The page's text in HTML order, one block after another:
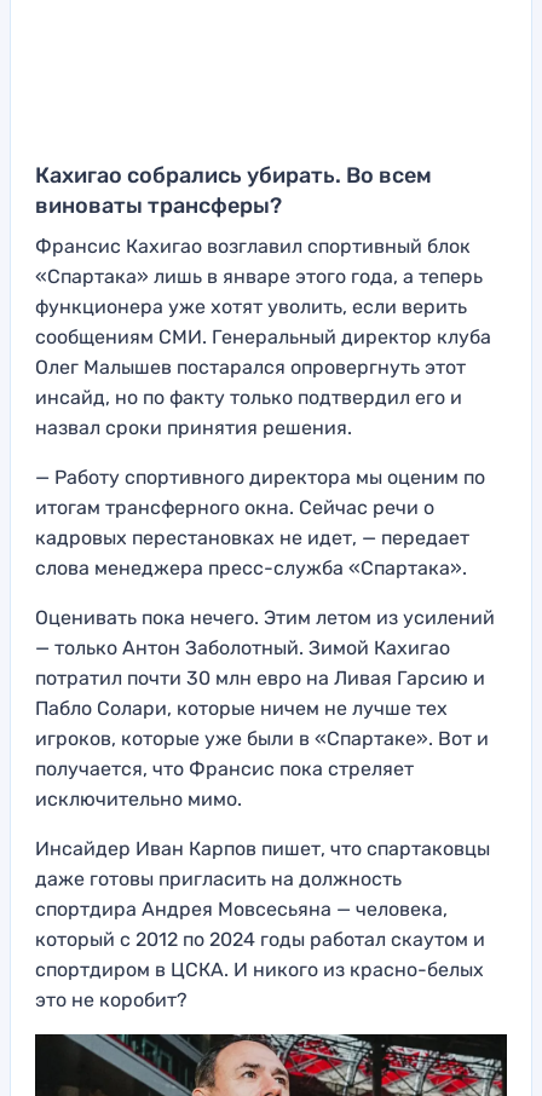
Кахигао собрались убирать. Во всем
виноваты трансферы?
Франсис Кахигао возглавил спортивный блок
«Спартака» лишь в январе этого года, а теперь
функционера уже хотят уволить, если верить
сообщениям СМИ. Генеральный директор клуба
Олег Малышев постарался опровергнуть этот
инсайд, но по факту только подтвердил его и
назвал сроки принятия решения.
— Работу спортивного директора мы оценим по
итогам трансферного окна. Сейчас речи о
кадровых перестановках не идет, — передает
слова менеджера пресс-служба «Спартака».
Оценивать пока нечего. Этим летом из усилений
— только Антон Заболотный. Зимой Кахигао
потратил почти 30 млн евро на Ливая Гарсию и
Пабло Солари, которые ничем не лучше тех
игроков, которые уже были в «Спартаке». Вот и
получается, что Франсис пока стреляет
исключительно мимо.
Инсайдер Иван Карпов пишет, что спартаковцы
даже готовы пригласить на должность
спортдира Андрея Мовсесьяна — человека,
который с 2012 по 2024 годы работал скаутом и
спортдиром в ЦСКА. И никого из красно-белых
это не коробит?